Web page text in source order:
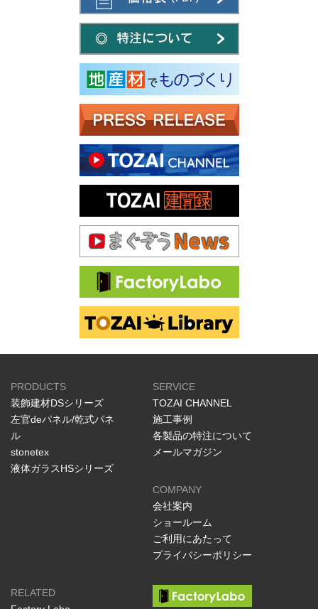
PRODUCTS
装飾建材DSシリーズ
左官deパネル/乾式パネ
ル
stonetex
液体ガラスHSシリーズ
SERVICE
TOZAI CHANNEL
施工事例
各製品の特注について
メールマガジン
COMPANY
会社案内
ショールーム
ご利用にあたって
プライバシーポリシー
RELATED